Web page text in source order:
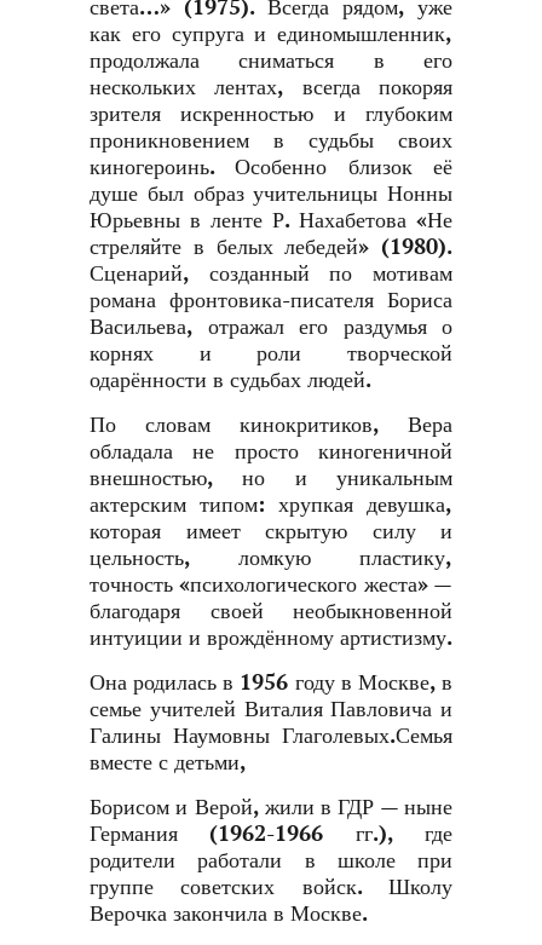
света…» (1975). Всегда рядом, уже
как его супруга и единомышленник,
продолжала сниматься в его
нескольких лентах, всегда покоряя
зрителя искренностью и глубоким
проникновением в судьбы своих
киногероинь. Особенно близок её
душе был образ учительницы Нонны
Юрьевны в ленте Р. Нахабетова «Не
стреляйте в белых лебедей» (1980).
Сценарий, созданный по мотивам
романа фронтовика-писателя Бориса
Васильева, отражал его раздумья о
корнях и роли творческой
одарённости в судьбах людей.
По словам кинокритиков, Вера
обладала не просто киногеничной
внешностью, но и уникальным
актерским типом: хрупкая девушка,
которая имеет скрытую силу и
цельность, ломкую пластику,
точность «психологического жеста» —
благодаря своей необыкновенной
интуиции и врождённому артистизму.
Она родилась в 1956 году в Москве, в
семье учителей Виталия Павловича и
Галины Наумовны Глаголевых.Семья
вместе с детьми,
Борисом и Верой, жили в ГДР — ныне
Германия (1962-1966 гг.), где
родители работали в школе при
группе советских войск. Школу
Верочка закончила в Москве.